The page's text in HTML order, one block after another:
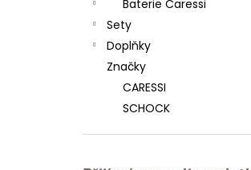
Baterie Caressi
Sety
Doplňky
Značky
CARESSI
SCHOCK